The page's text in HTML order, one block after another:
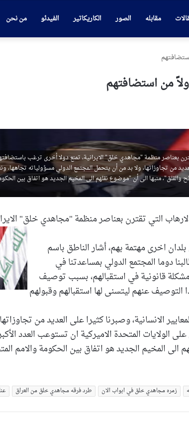
مقابله الصور الكاريكاتير الفيدئو من نحن
من استضافتهم
بعناصر منظمة "مجاهدي خلق" الايرانية، تمنع دولا أخرى ترغب
من تجاوزاتها، ولا بد من أن يتحمل المجتمع الدولي مسؤولياته تجاهها،
والقلق"، منبها الى أن "موضوع نقلهم الى المخيم الجديد هو اتفاق بين
التي تقترن بعناصر منظمة "مجاهدي خلق"
اخرى مهتمة بهم، أشار الناطق باسم
دوما المجتمع الدولي بمساعدتنا في
قانونية في استقبالهم، بسبب توصيف
عنهم ليتسنى لها استقبالهم وقبولهم
الانسانية، وصبرنا كثيرا على العديد من
الولايات المتحدة الاميركية ان تستوعب العدد
الى المخيم الجديد هو اتفاق بين الحكومة والامم
زمره مجاهدي خلق في ابواب الان طرد فرقه مجاهدي خلق من العراق